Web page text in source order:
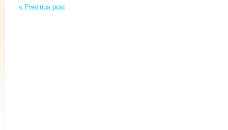
« Previous post